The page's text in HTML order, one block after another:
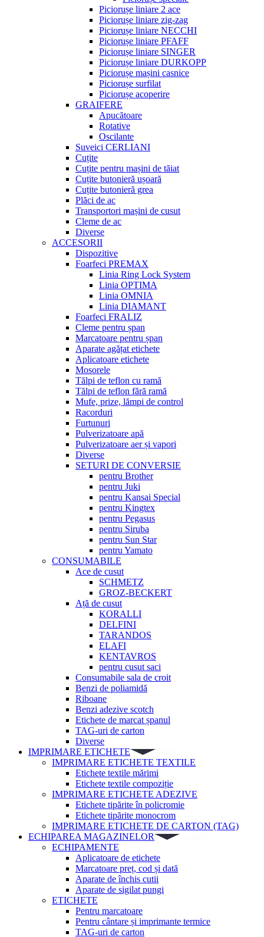
Piciorușe liniare 2 ace
Piciorușe liniare zig-zag
Piciorușe liniare NECCHI
Piciorușe liniare PFAFF
Piciorușe liniare SINGER
Piciorușe liniare DURKOPP
Piciorușe mașini casnice
Piciorușe surfilat
Piciorușe acoperire
GRAIFERE
Apucătoare
Rotative
Oscilante
Suveici CERLIANI
Cuțite
Cuțite pentru mașini de tăiat
Cuțite butonieră ușoară
Cuțite butonieră grea
Plăci de ac
Transportori mașini de cusut
Cleme de ac
Diverse
ACCESORII
Dispozitive
Foarfeci PREMAX
Linia Ring Lock System
Linia OPTIMA
Linia OMNIA
Linia DIAMANT
Foarfeci FRALIZ
Cleme pentru șpan
Marcatoare pentru șpan
Aparate agățat etichete
Aplicatoare etichete
Mosorele
Tălpi de teflon cu ramă
Tălpi de teflon fără ramă
Mufe, prize, lămpi de control
Racorduri
Furtunuri
Pulverizatoare apă
Pulverizatoare aer și vapori
Diverse
SETURI DE CONVERSIE
pentru Brother
pentru Juki
pentru Kansai Special
pentru Kingtex
pentru Pegasus
pentru Siruba
pentru Sun Star
pentru Yamato
CONSUMABILE
Ace de cusut
SCHMETZ
GROZ-BECKERT
Ață de cusut
KORALLI
DELFINI
TARANDOS
ELAFI
KENTAVROS
pentru cusut saci
Consumabile sala de croit
Benzi de poliamidă
Riboane
Benzi adezive scotch
Etichete de marcat șpanul
TAG-uri de carton
Diverse
IMPRIMARE ETICHETE
IMPRIMARE ETICHETE TEXTILE
Etichete textile mărimi
Etichete textile compoziție
IMPRIMARE ETICHETE ADEZIVE
Etichete tipărite în policromie
Etichete tipărite monocrom
IMPRIMARE ETICHETE DE CARTON (TAG)
ECHIPAREA MAGAZINELOR
ECHIPAMENTE
Aplicatoare de etichete
Marcatoare preț, cod și dată
Aparate de închis cutii
Aparate de sigilat pungi
ETICHETE
Pentru marcatoare
Pentru cântare și imprimante termice
TAG-uri de carton